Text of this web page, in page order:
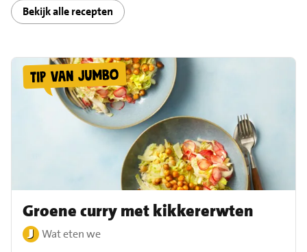
Bekijk alle recepten
Groene curry met kikkererwten
Wat eten we